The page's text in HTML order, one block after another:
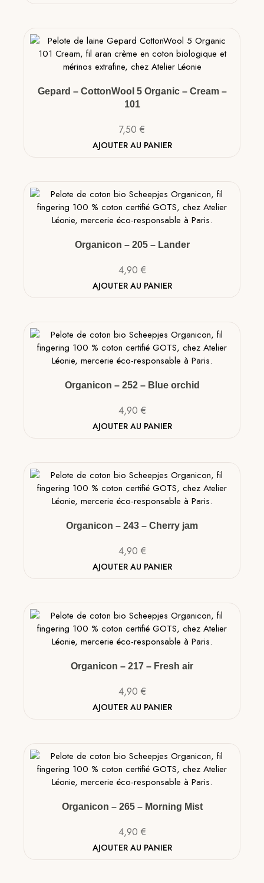
Gepard – CottonWool 5 Organic – Cream –
101
7,50 €
AJOUTER AU PANIER
Organicon – 205 – Lander
4,90 €
AJOUTER AU PANIER
Organicon – 252 – Blue orchid
4,90 €
AJOUTER AU PANIER
Organicon – 243 – Cherry jam
4,90 €
AJOUTER AU PANIER
Organicon – 217 – Fresh air
4,90 €
AJOUTER AU PANIER
Organicon – 265 – Morning Mist
4,90 €
AJOUTER AU PANIER